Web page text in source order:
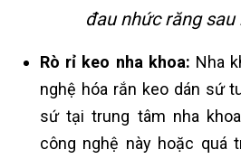
đau nhức răng sau
Rò rỉ keo nha khoa: Nha
nghệ hóa rắn keo dán sứ
sứ tại trung tâm nha
công nghệ này hoặc quá